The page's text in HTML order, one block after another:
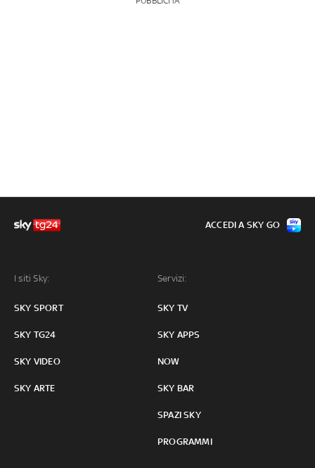
I siti Sky:
SKY SPORT
SKY TG24
SKY VIDEO
SKY ARTE
Servizi:
SKY TV
SKY APPS
NOW
SKY BAR
SPAZI SKY
PROGRAMMI
ACCEDI A SKY GO